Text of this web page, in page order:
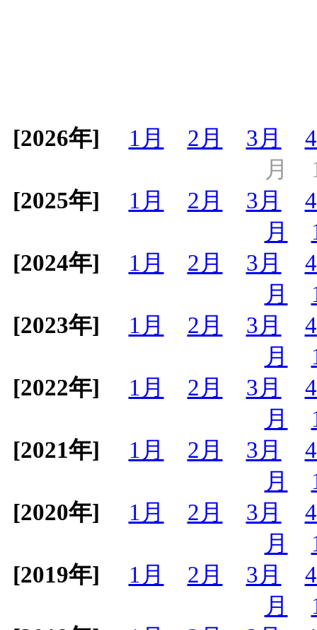
[2026年] 1月 2月 3月
月
[2025年]
1月 2月 3月
月
[2024年]
1月 2月 3月
月
[2023年]
1月 2月 3月
月
[2022年]
1月 2月 3月
月
[2021年]
1月 2月 3月
月
[2020年]
1月 2月 3月
月
[2019年]
1月 2月 3月
月